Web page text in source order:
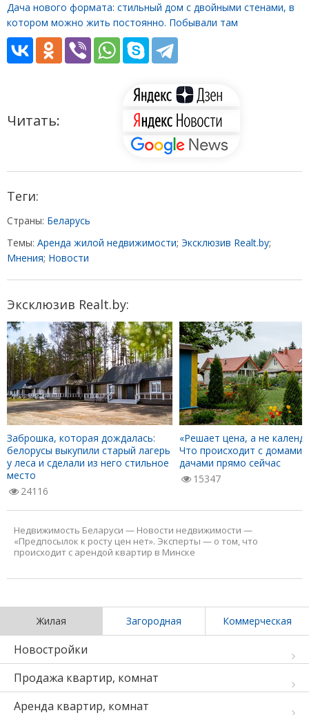
Дача нового формата: стильный дом с двойными стенами, в
котором можно жить постоянно. Побывали там
Читать:
Теги:
Страны: Беларусь
Темы: Аренда жилой недвижимости; Эксклюзив Realt.by;
Мнения; Новости
Эксклюзив Realt.by:
Заброшка, которая дождалась:
белорусы выкупили старый лагерь
у леса и сделали из него стильное
место
24116
«Решает цена, а не
Что происходит с домами
дачами прямо сейчас
15347
Недвижимость Беларуси — Новости недвижимости —
«Предпосылок к росту цен нет». Эксперты — о том, что
происходит с арендой квартир в Минске
Жилая Загородная Коммерческая
Новостройки
Продажа квартир, комнат
Аренда квартир, комнат